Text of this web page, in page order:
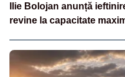
Ilie Bolojan anunță
revine la capacitate